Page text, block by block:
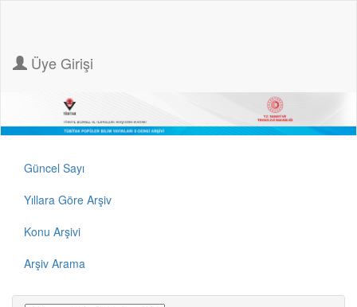
Üye Girişi
Güncel Sayı
Yıllara Göre Arşiv
Konu Arşivi
Arşiv Arama